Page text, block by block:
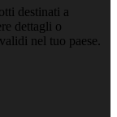
destinati a
dettagli o
nel tuo paese.